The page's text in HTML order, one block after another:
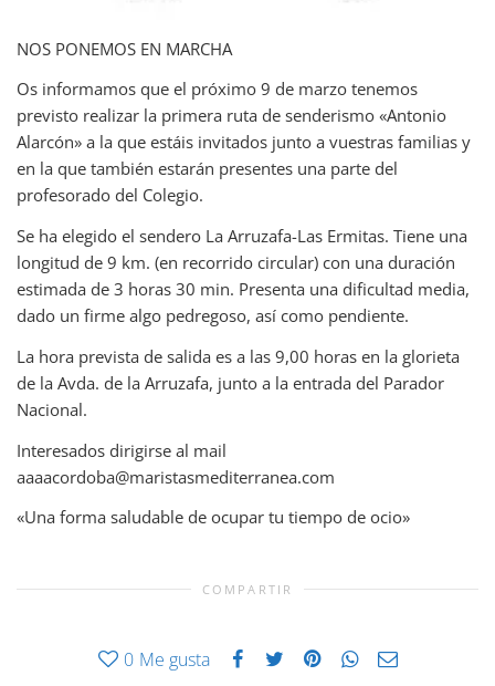
NOS PONEMOS EN MARCHA
Os informamos que el próximo 9 de marzo tenemos
previsto realizar la primera ruta de senderismo «Antonio
Alarcón» a la que estáis invitados junto a vuestras familias y
en la que también estarán presentes una parte del
profesorado del Colegio.
Se ha elegido el sendero La Arruzafa-Las Ermitas. Tiene una
longitud de 9 km. (en recorrido circular) con una duración
estimada de 3 horas 30 min. Presenta una dificultad media,
dado un firme algo pedregoso, así como pendiente.
La hora prevista de salida es a las 9,00 horas en la glorieta
de la Avda. de la Arruzafa, junto a la entrada del Parador
Nacional.
Interesados dirigirse al mail
aaaacordoba@maristasmediterranea.com
«Una forma saludable de ocupar tu tiempo de ocio»
COMPARTIR
0 Me gusta